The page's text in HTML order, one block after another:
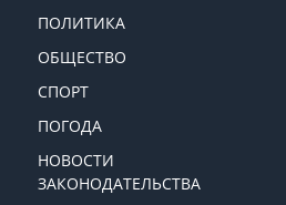
ПОЛИТИКА
ОБЩЕСТВО
СПОРТ
ПОГОДА
НОВОСТИ
ЗАКОНОДАТЕЛЬСТВА